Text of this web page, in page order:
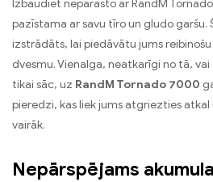
Izbaudiet neparasto ar RandM
pazīstama ar savu tīro un gludo garšu.
izstrādāts, lai piedāvātu jums
dvesmu. Vienalga, neatkarīgi no tā,
tikai sāc, uz RandM Tornado 7000
pieredzi, kas liek jums atgriezties
vairāk.
Nepārspējams